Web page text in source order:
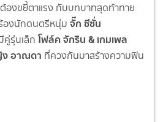
องขยี้ตาแรง กับบทบาทสุดท้าทาย
องนักดนตรีหนุ่ม จั๊ก ซีซั่น
คู่รุ่นเล็กโฟล์คจักริน&เกมเพล
อาณดา ที่ควงกันมาสร้างความฟิน